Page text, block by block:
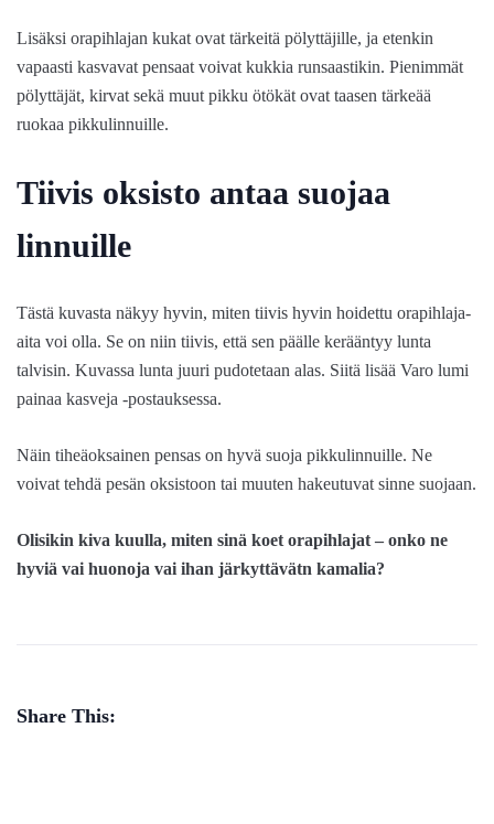
Lisäksi orapihlajan kukat ovat tärkeitä pölyttäjille, ja etenkin
vapaasti kasvavat pensaat voivat kukkia runsaastikin. Pienimmät
pölyttäjät, kirvat sekä muut pikku ötökät ovat taasen tärkeää
ruokaa pikkulinnuille.
Tiivis oksisto antaa suojaa
linnuille
Tästä kuvasta näkyy hyvin, miten tiivis hyvin hoidettu orapihlaja-
aita voi olla. Se on niin tiivis, että sen päälle kerääntyy lunta
talvisin. Kuvassa lunta juuri pudotetaan alas. Siitä lisää Varo lumi
painaa kasveja -postauksessa.
Näin tiheäoksainen pensas on hyvä suoja pikkulinnuille. Ne
voivat tehdä pesän oksistoon tai muuten hakeutuvat sinne suojaan.
Olisikin kiva kuulla, miten sinä koet orapihlajat – onko ne
hyviä vai huonoja vai ihan järkyttävätn kamalia?
Share This: